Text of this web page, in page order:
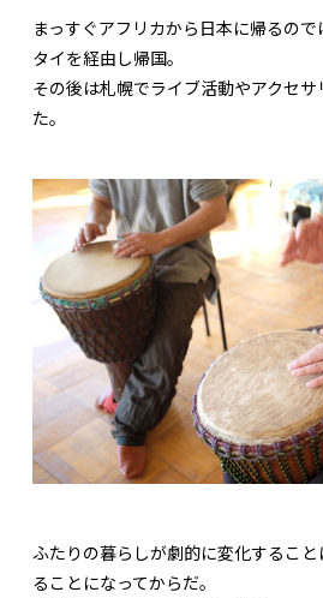
まっすぐアフリカから日本に帰るの
タイを経由し帰国。
その後は札幌でライブ活動やアクセ
た。
ふたりの暮らしが劇的に変化するこ
ることになってからだ。